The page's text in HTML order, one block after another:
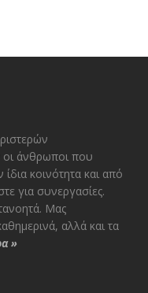
οι άνθρωποι που
κοινότητα και από
για συνεργασίες.
Μας
αλλά και τα
»